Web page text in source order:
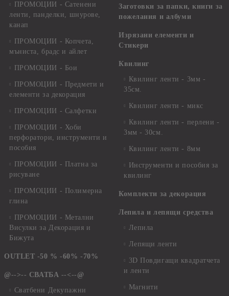
ПРОМОЦИИ - Сатенени
ленти, панделки, шнурове,
канап
ПРОМОЦИИ - Копчета,
мъниста, брадс и айлет
ПРОМОЦИИ - Бои
ПРОМОЦИИ - Предмети и
елементи за декорация
ПРОМОЦИИ - Салфетки
ПРОМОЦИИ - Хоби
перфоратори, инструменти и
пособия
ПРОМОЦИИ - Платна за
рисуване
ПРОМОЦИИ - Полимерна
глина
ПРОМОЦИИ - Метални
Висулки за Декорация и
Бижута
OUTLET -50 % -60% -70%
@-->-- СВАТБА --<--@
Сватбени Декупажни
Заготовки за папки, книги за
пожелания и албуми
Изрязани елементи и
Стикери
Квилинг
Квилинг ленти - 3мм -
35см.
Квилинг ленти - микс
Квилинг ленти - перлени -
3мм - 30см.
Квилинг ленти - 8мм
Инструменти и пособия за
квилинг
Комплекти за декорация
Лепила и лепящи средства
Лепила
Лепящи ленти
3D Повдигащи квадратчета
и ленти
Магнити